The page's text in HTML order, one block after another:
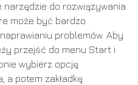
narzędzie do rozwiązywania
może być bardzo
problemów. Aby
przejść do menu Start i
wybierz opcję
a potem zakładkę